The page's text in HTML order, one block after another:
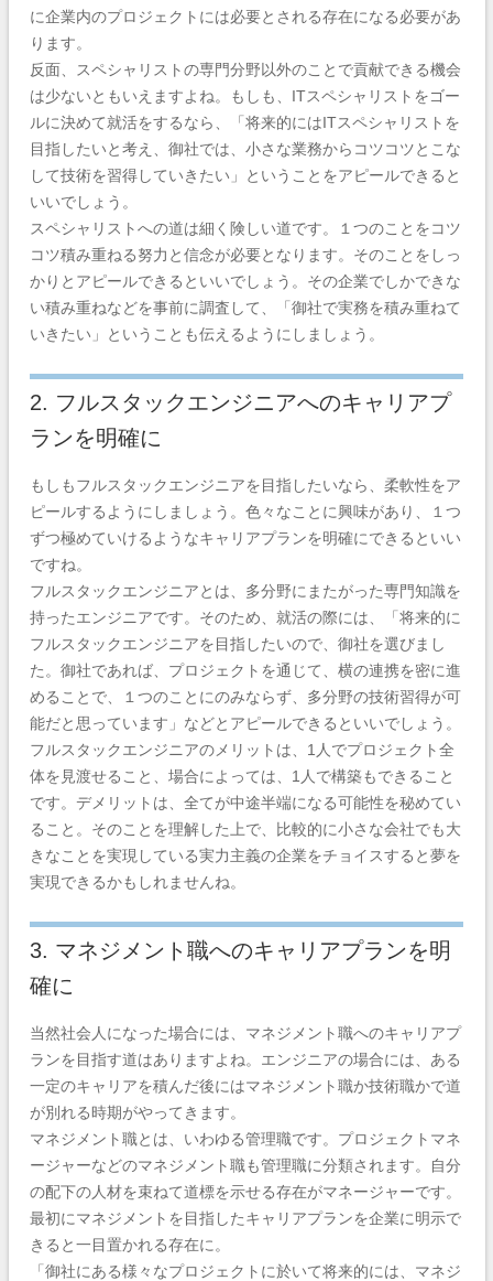
に企業内のプロジェクトには必要とされる存在になる必要があ
ります。
反面、スペシャリストの専門分野以外のことで貢献できる機会
は少ないともいえますよね。もしも、ITスペシャリストをゴー
ルに決めて就活をするなら、「将来的にはITスペシャリストを
目指したいと考え、御社では、小さな業務からコツコツとこな
して技術を習得していきたい」ということをアピールできると
いいでしょう。
スペシャリストへの道は細く険しい道です。１つのことをコツ
コツ積み重ねる努力と信念が必要となります。そのことをしっ
かりとアピールできるといいでしょう。その企業でしかできな
い積み重ねなどを事前に調査して、「御社で実務を積み重ねて
いきたい」ということも伝えるようにしましょう。
2. フルスタックエンジニアへのキャリアプ
ランを明確に
もしもフルスタックエンジニアを目指したいなら、柔軟性をア
ピールするようにしましょう。色々なことに興味があり、１つ
ずつ極めていけるようなキャリアプランを明確にできるといい
ですね。
フルスタックエンジニアとは、多分野にまたがった専門知識を
持ったエンジニアです。そのため、就活の際には、「将来的に
フルスタックエンジニアを目指したいので、御社を選びまし
た。御社であれば、プロジェクトを通じて、横の連携を密に進
めることで、１つのことにのみならず、多分野の技術習得が可
能だと思っています」などとアピールできるといいでしょう。
フルスタックエンジニアのメリットは、1人でプロジェクト全
体を見渡せること、場合によっては、1人で構築もできること
です。デメリットは、全てが中途半端になる可能性を秘めてい
ること。そのことを理解した上で、比較的に小さな会社でも大
きなことを実現している実力主義の企業をチョイスすると夢を
実現できるかもしれませんね。
3. マネジメント職へのキャリアプランを明
確に
当然社会人になった場合には、マネジメント職へのキャリアプ
ランを目指す道はありますよね。エンジニアの場合には、ある
一定のキャリアを積んだ後にはマネジメント職か技術職かで道
が別れる時期がやってきます。
マネジメント職とは、いわゆる管理職です。プロジェクトマネ
ージャーなどのマネジメント職も管理職に分類されます。自分
の配下の人材を束ねて道標を示せる存在がマネージャーです。
最初にマネジメントを目指したキャリアプランを企業に明示で
きると一目置かれる存在に。
「御社にある様々なプロジェクトに於いて将来的には、マネジ